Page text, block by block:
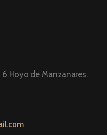
6 Hoyo de Manzanares.